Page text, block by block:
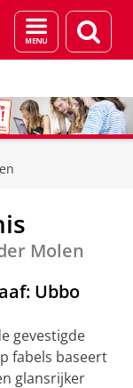
Menu
en
Molen
Ubbo
gevestigde
fabels baseert
glansrijker